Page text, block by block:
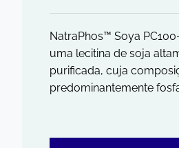
NatraPhos™ Soya
uma lecitina de soja
purificada, cuja
predominantemente